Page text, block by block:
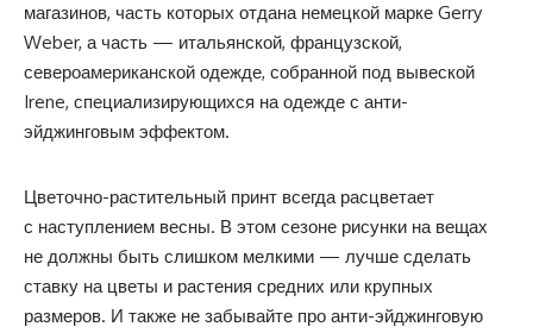
магазинов, часть которых отдана немецкой марке Gerry
Weber, а часть — итальянской, французской,
североамериканской одежде, собранной под вывеской
Irene, специализирующихся на одежде с анти-
эйджинговым эффектом.
Цветочно-растительный принт всегда расцветает
с наступлением весны. В этом сезоне рисунки на вещах
не должны быть слишком мелкими — лучше сделать
ставку на цветы и растения средних или крупных
размеров. И также не забывайте про анти-эйджинговую